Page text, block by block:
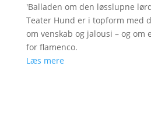
'Balladen om den løsslupne
Teater Hund er i topform med
om venskab og jalousi – og om
for flamenco.
Læs mere